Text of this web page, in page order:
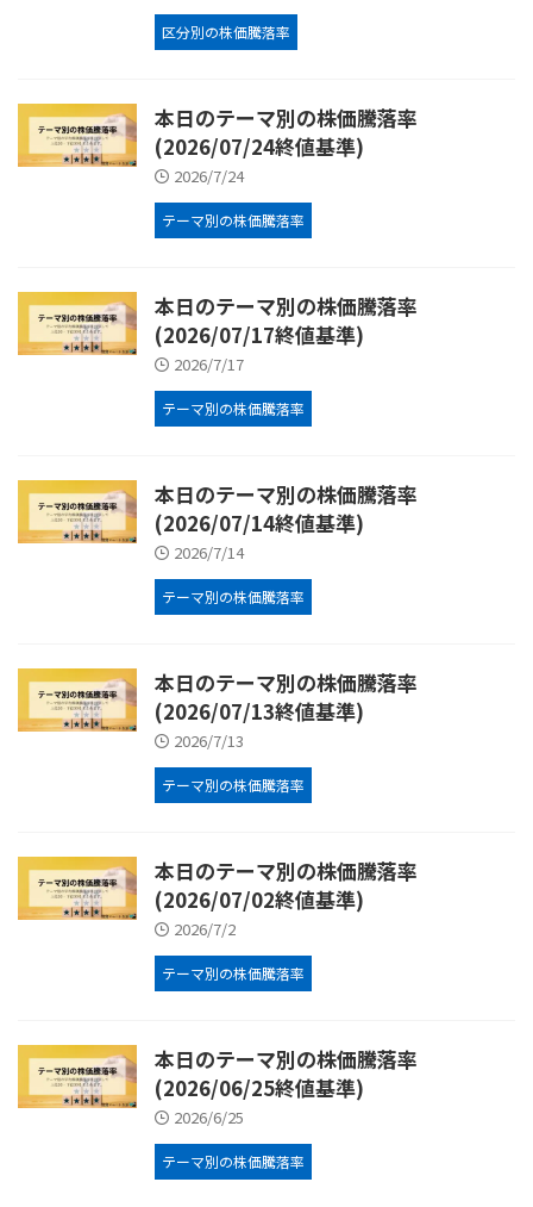
区分別の株価騰落率
本日のテーマ別の株価騰落率
(2026/07/24終値基準)
2026/7/24
テーマ別の株価騰落率
本日のテーマ別の株価騰落率
(2026/07/17終値基準)
2026/7/17
テーマ別の株価騰落率
本日のテーマ別の株価騰落率
(2026/07/14終値基準)
2026/7/14
テーマ別の株価騰落率
本日のテーマ別の株価騰落率
(2026/07/13終値基準)
2026/7/13
テーマ別の株価騰落率
本日のテーマ別の株価騰落率
(2026/07/02終値基準)
2026/7/2
テーマ別の株価騰落率
本日のテーマ別の株価騰落率
(2026/06/25終値基準)
2026/6/25
テーマ別の株価騰落率